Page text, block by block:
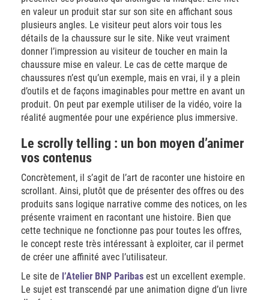
en valeur un produit star sur son site en affichant sous
plusieurs angles. Le visiteur peut alors voir tous les
détails de la chaussure sur le site. Nike veut vraiment
donner l’impression au visiteur de toucher en main la
chaussure mise en valeur. Le cas de cette marque de
chaussures n’est qu’un exemple, mais en vrai, il y a plein
d’outils et de façons imaginables pour mettre en avant un
produit. On peut par exemple utiliser de la vidéo, voire la
réalité augmentée pour une expérience plus immersive.
Le scrolly telling : un bon moyen d’animer
vos contenus
Concrètement, il s’agit de l’art de raconter une histoire en
scrollant. Ainsi, plutôt que de présenter des offres ou des
produits sans logique narrative comme des notices, on les
présente vraiment en racontant une histoire. Bien que
cette technique ne fonctionne pas pour toutes les offres,
le concept reste très intéressant à exploiter, car il permet
de créer une affinité avec l’utilisateur.
Le site de l’Atelier BNP Paribas est un excellent exemple.
Le sujet est transcendé par une animation digne d’un livre